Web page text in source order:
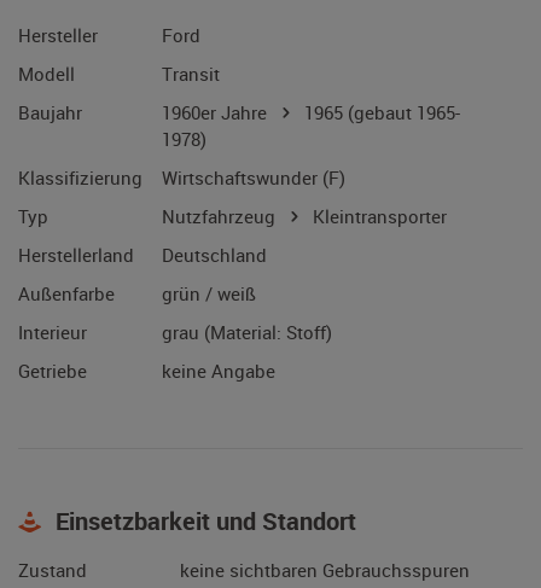
Hersteller
Ford
Modell
Transit
Baujahr
1960er Jahre 1965 (gebaut 1965-
1978)
Klassifizierung
Wirtschaftswunder (F)
Typ
Nutzfahrzeug
Kleintransporter
Herstellerland
Deutschland
Außenfarbe
grün / weiß
Interieur
grau (Material: Stoff)
Getriebe
keine Angabe
Einsetzbarkeit und Standort
Zustand
keine sichtbaren Gebrauchsspuren